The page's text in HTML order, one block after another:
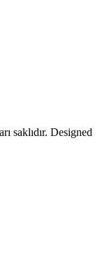
saklıdır. Designed